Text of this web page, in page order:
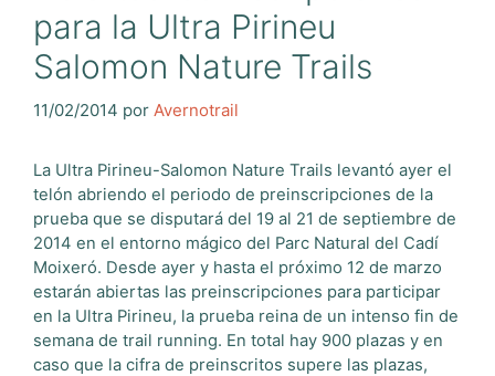
para la Ultra Pirineu
Salomon Nature Trails
11/02/2014 por Avernotrail
La Ultra Pirineu-Salomon Nature Trails levantó ayer el
telón abriendo el periodo de preinscripciones de la
prueba que se disputará del 19 al 21 de septiembre de
2014 en el entorno mágico del Parc Natural del Cadí
Moixeró. Desde ayer y hasta el próximo 12 de marzo
estarán abiertas las preinscripciones para participar
en la Ultra Pirineu, la prueba reina de un intenso fin de
semana de trail running. En total hay 900 plazas y en
caso que la cifra de preinscritos supere las plazas,